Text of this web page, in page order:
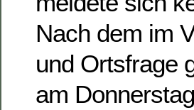
Nach dem im
und Ortsfrage
am